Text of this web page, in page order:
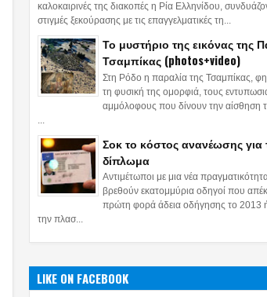
καλοκαιρινές της διακοπές η Ρία Ελληνίδου,
στιγμές ξεκούρασης με τις επαγγελματικές τη...
Το μυστήριο της εικόνας της
Τσαμπίκας (photos+video)
Στη Ρόδο η παραλία της Τσαμπίκας,
τη φυσική της ομορφιά, τους
αμμόλοφους που δίνουν την αίσθηση
Σοκ το κόστος ανανέωσης για
δίπλωμα
Αντιμέτωποι με μια νέα
βρεθούν εκατομμύρια οδηγοί που
πρώτη φορά άδεια οδήγησης το 2013
την πλασ...
LIKE ON FACEBOOK